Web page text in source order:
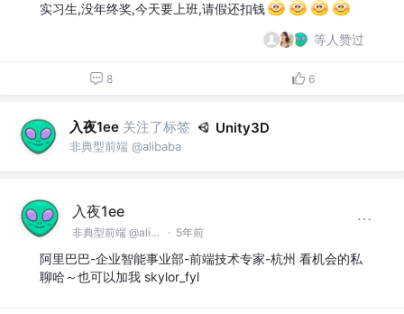
实习生,没年终奖,今天要上班,请假还扣钱
等人赞过
8 6
入夜1ee 关注了标签 Unity3D
非典型前端 @alibaba
入夜1ee
非典型前端 @alibaba · 5年前
阿里巴巴-企业智能事业部-前端技术专家-杭州 看机会的私
聊哈～也可以加我 skylor_fyl